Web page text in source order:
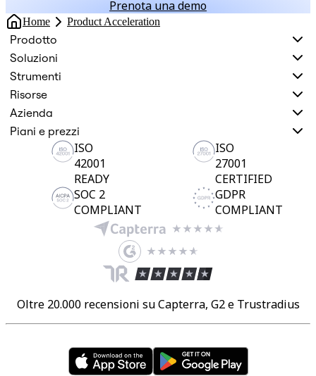
Prenota una demo
Home Product Acceleration
Prodotto
Soluzioni
Strumenti
Risorse
Azienda
Piani e prezzi
ISO
42001
READY
ISO
27001
CERTIFIED
SOC 2
COMPLIANT
GDPR
COMPLIANT
Oltre 20.000 recensioni su Capterra, G2 e Trustradius